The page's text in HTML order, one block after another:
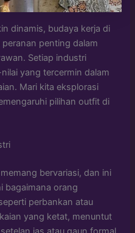
dinamis, budaya kerja di
penting dalam
Setiap industri
yang tercermin dalam
Mari kita eksplorasi
pilihan outfit di
bervariasi, dan ini
bagaimana orang
perbankan atau
yang ketat, menuntut